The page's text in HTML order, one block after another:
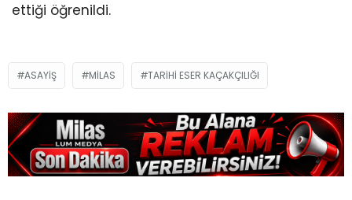
ettiği öğrenildi.
ASAYIŞ MILAS TARIHI ESER KAÇAKÇILIĞI